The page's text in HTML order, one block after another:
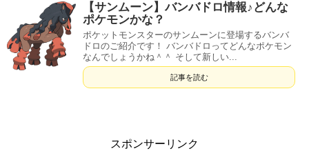
【サンムーン】バンバドロ情報♪どんな
ポケモンかな？
ポケットモンスターのサンムーンに登場するバンバ
ドロのご紹介です！ バンバドロってどんなポケモン
なんでしょうかね＾＾ そして新しい...
記事を読む
スポンサーリンク